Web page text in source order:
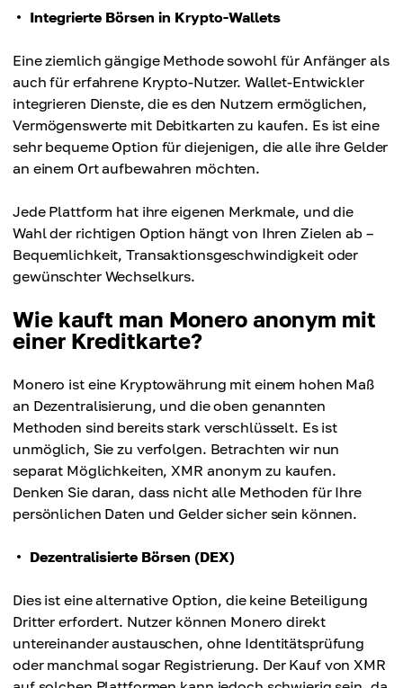
Integrierte Börsen in Krypto-Wallets
Eine ziemlich gängige Methode sowohl für Anfänger als
auch für erfahrene Krypto-Nutzer. Wallet-Entwickler
integrieren Dienste, die es den Nutzern ermöglichen,
Vermögenswerte mit Debitkarten zu kaufen. Es ist eine
sehr bequeme Option für diejenigen, die alle ihre Gelder
an einem Ort aufbewahren möchten.
Jede Plattform hat ihre eigenen Merkmale, und die
Wahl der richtigen Option hängt von Ihren Zielen ab –
Bequemlichkeit, Transaktionsgeschwindigkeit oder
gewünschter Wechselkurs.
Wie kauft man Monero anonym mit
einer Kreditkarte?
Monero ist eine Kryptowährung mit einem hohen Maß
an Dezentralisierung, und die oben genannten
Methoden sind bereits stark verschlüsselt. Es ist
unmöglich, Sie zu verfolgen. Betrachten wir nun
separat Möglichkeiten, XMR anonym zu kaufen.
Denken Sie daran, dass nicht alle Methoden für Ihre
persönlichen Daten und Gelder sicher sein können.
Dezentralisierte Börsen (DEX)
Dies ist eine alternative Option, die keine Beteiligung
Dritter erfordert. Nutzer können Monero direkt
untereinander austauschen, ohne Identitätsprüfung
oder manchmal sogar Registrierung. Der Kauf von XMR